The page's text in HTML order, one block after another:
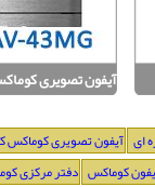
43MG
ای آیفون تصویری کوماکس
کوماکس دفتر مرکزی